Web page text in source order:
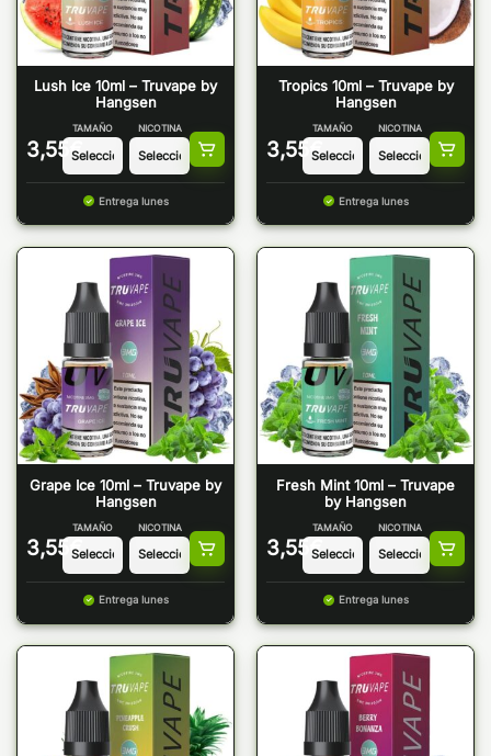
Lush Ice 10ml – Truvape by
Hangsen
3,55 €
TAMAÑO NICOTINA
Entrega lunes
Tropics 10ml – Truvape by
Hangsen
3,55 €
TAMAÑO NICOTINA
Entrega lunes
Grape Ice 10ml – Truvape by
Hangsen
3,55 €
TAMAÑO NICOTINA
Entrega lunes
Fresh Mint 10ml – Truvape
by Hangsen
3,55 €
TAMAÑO NICOTINA
Entrega lunes